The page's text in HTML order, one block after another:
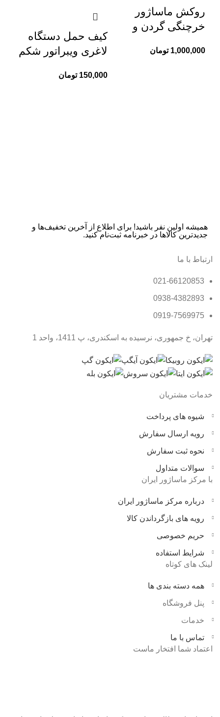
روکش ماساژور
خرچنگی گردن و
1,000,000 تومان
کیف حمل دستگاه
لاغری ویبراتور شکم
SHAPE)
150,000 تومان
همیشه اولین نفر باشید! برای اطلاع از آخرین تخفیف‌ها و
جدیدترین کالاها در خبرنامه ثبت‌نام کنید.
ارتباط با ما
021-66120853
0938-4382893
0919-7569975
تهران، خ جمهوری، نرسیده به اسکندری، پ 1411، واحد 1
خدمات مشتریان
شیوه های پرداخت
رویه ارسال سفارش
نحوه ثبت سفارش
سوالات متداول
با مرکز ماساژور ایران
درباره مرکز ماساژور ایران
رویه های بازگرداندن کالا
حریم خصوصی
شرایط استفاده
لینک های کوتاه
همه دسته بندی ها
پنل فروشگاه
خدمات
تماس با ما
اعتماد شما افتخار ماست